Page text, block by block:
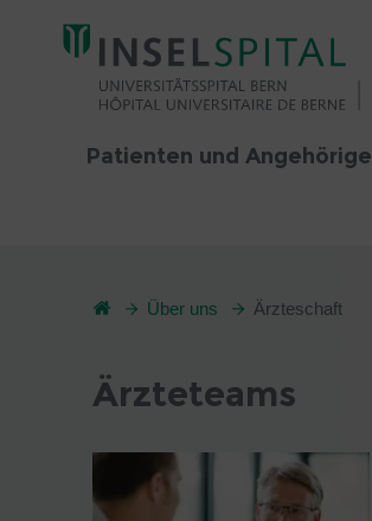
Patienten und Angehörige
Über uns Ärzteschaft
Ärzteteams